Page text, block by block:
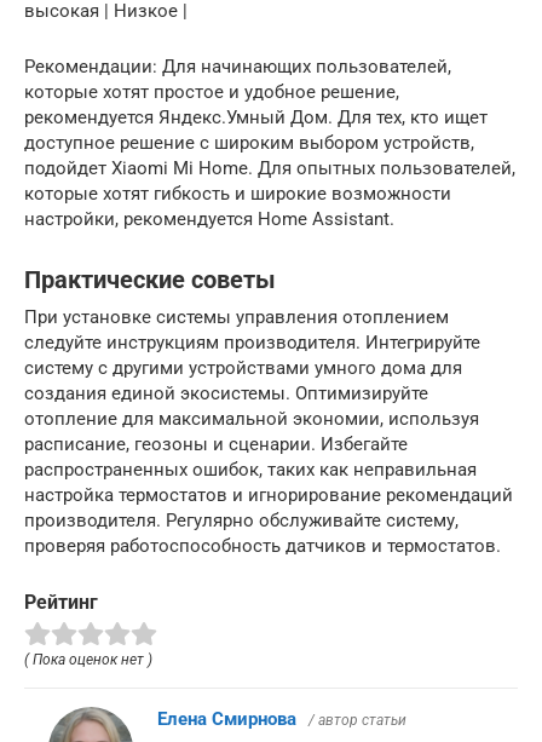
высокая | Низкое |
Рекомендации: Для начинающих пользователей,
которые хотят простое и удобное решение,
рекомендуется Яндекс.Умный Дом. Для тех, кто ищет
доступное решение с широким выбором устройств,
подойдет Xiaomi Mi Home. Для опытных пользователей,
которые хотят гибкость и широкие возможности
настройки, рекомендуется Home Assistant.
Практические советы
При установке системы управления отоплением
следуйте инструкциям производителя. Интегрируйте
систему с другими устройствами умного дома для
создания единой экосистемы. Оптимизируйте
отопление для максимальной экономии, используя
расписание, геозоны и сценарии. Избегайте
распространенных ошибок, таких как неправильная
настройка термостатов и игнорирование рекомендаций
производителя. Регулярно обслуживайте систему,
проверяя работоспособность датчиков и термостатов.
Рейтинг
( Пока оценок нет )
Елена Смирнова / автор статьи